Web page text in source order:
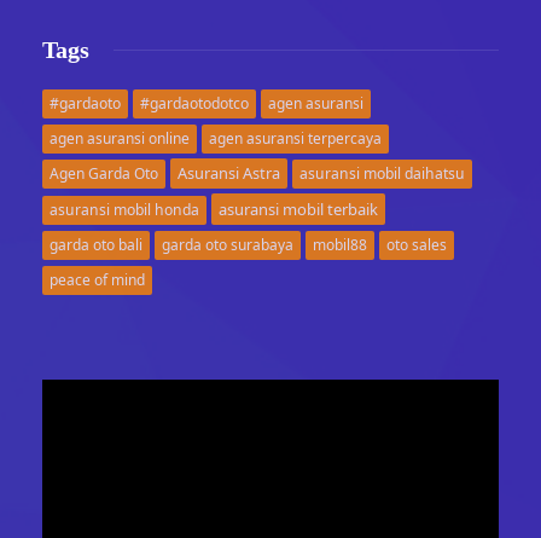
Tags
#gardaoto #gardaotodotco
agen asuransi
agen asuransi online
agen asuransi terpercaya
Agen Garda Oto
Asuransi Astra
asuransi mobil daihatsu
asuransi mobil honda
asuransi mobil terbaik
garda oto bali garda oto surabaya mobil88
oto sales
peace of mind